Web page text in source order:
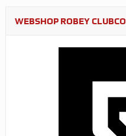
WEBSHOP ROBEY